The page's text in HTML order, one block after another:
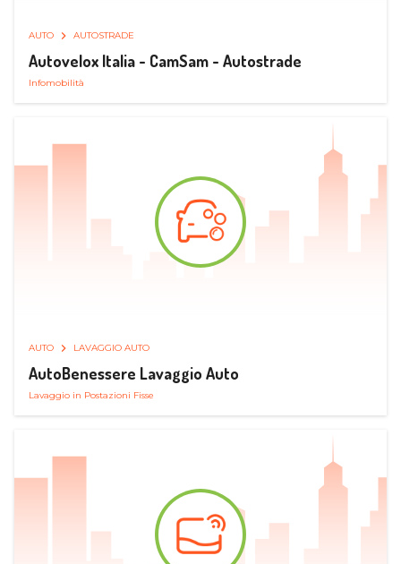
AUTO AUTOSTRADE
Autovelox Italia - CamSam - Autostrade
Infomobilità
AUTO LAVAGGIO AUTO
AutoBenessere Lavaggio Auto
Lavaggio in Postazioni Fisse